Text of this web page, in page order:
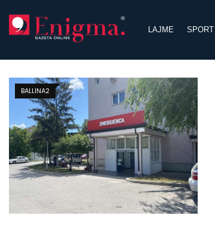
content
LAJME SPORT
BALLINA2